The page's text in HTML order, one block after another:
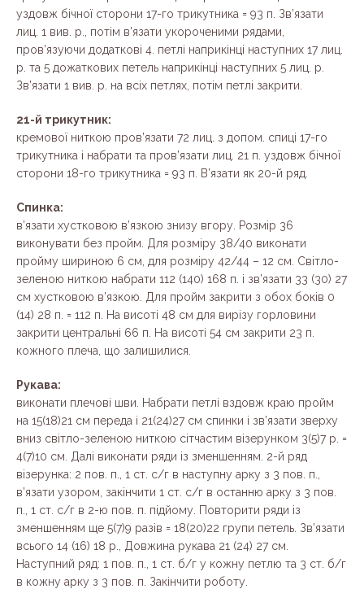
уздовж бічної сторони 17-го трикутника = 93 п. Зв’язати
лиц. 1 вив. р., потім в’язати укороченими рядами,
пров’язуючи додаткові 4. петлі наприкінці наступних 17 лиц.
р. та 5 дожаткових петель наприкінці наступних 5 лиц. р.
Зв’язати 1 вив. р. на всіх петлях, потім петлі закрити.
21-й трикутник:
кремової ниткою пров’язати 72 лиц. з допом. спиці 17-го
трикутника і набрати та пров’язати лиц. 21 п. уздовж бічної
сторони 18-го трикутника = 93 п. В’язати як 20-й ряд.
Спинка:
в’язати хустковою в’язкою знизу вгору. Розмір 36
виконувати без пройм. Для розміру 38/40 виконати
пройму шириною 6 см, для розміру 42/44 – 12 см. Світло-
зеленою ниткою набрати 112 (140) 168 п. і зв’язати 33 (30) 27
см хустковою в’язкою. Для пройм закрити з обох боків 0
(14) 28 п. = 112 п. На висоті 48 см для вирізу горловини
закрити центральні 66 п. На висоті 54 см закрити 23 п.
кожного плеча, що залишилися.
Рукава:
виконати плечові шви. Набрати петлі вздовж краю пройм
на 15(18)21 см переда і 21(24)27 см спинки і зв’язати зверху
вниз світло-зеленою ниткою сітчастим візерунком 3(5)7 р. =
4(7)10 см. Далі виконати ряди із зменшенням. 2-й ряд
візерунка: 2 пов. п., 1 ст. с/г в наступну арку з 3 пов. п.,
в’язати узором, закінчити 1 ст. с/г в останню арку з 3 пов.
п., 1 ст. с/г в 2-ю пов. п. підйому. Повторити ряди із
зменшенням ще 5(7)9 разів = 18(20)22 групи петель. Зв’язати
всього 14 (16) 18 р., Довжина рукава 21 (24) 27 см.
Наступний ряд: 1 пов. п., 1 ст. б/г у кожну петлю та 3 ст. б/г
в кожну арку з 3 пов. п. Закінчити роботу.